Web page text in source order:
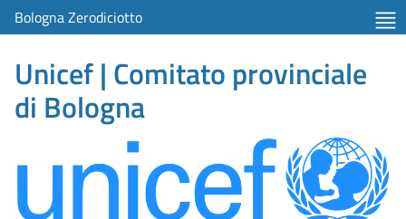
Bologna Zerodiciotto
Unicef | Comitato provinciale
di Bologna